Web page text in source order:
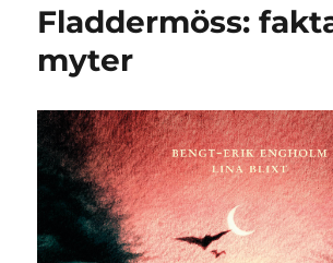
Fladdermöss:
myter